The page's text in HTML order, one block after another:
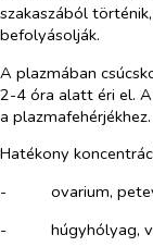
szakaszából
befolyásolják.
A plazmában
2-4 óra alatt éri el.
a plazmafehérjékhez.
Hatékony
-​
ovarium,
-​
húgyhólyag,